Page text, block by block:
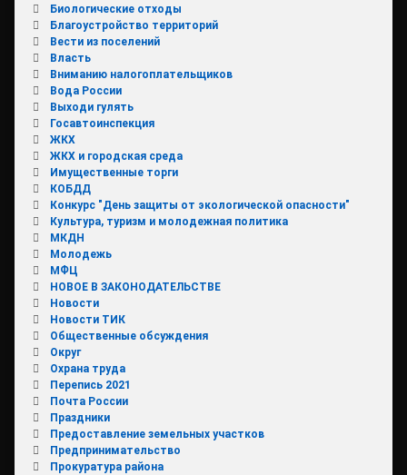
Биологические отходы
Благоустройство территорий
Вести из поселений
Власть
Вниманию налогоплательщиков
Вода России
Выходи гулять
Госавтоинспекция
ЖКХ
ЖКХ и городская среда
Имущественные торги
КОБДД
Конкурс "День защиты от экологической опасности"
Культура, туризм и молодежная политика
МКДН
Молодежь
МФЦ
НОВОЕ В ЗАКОНОДАТЕЛЬСТВЕ
Новости
Новости ТИК
Общественные обсуждения
Округ
Охрана труда
Перепись 2021
Почта России
Праздники
Предоставление земельных участков
Предпринимательство
Прокуратура района